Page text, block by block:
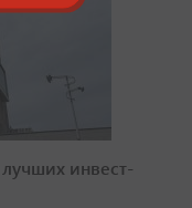
инвест-